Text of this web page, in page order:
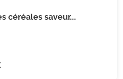
céréales saveur...